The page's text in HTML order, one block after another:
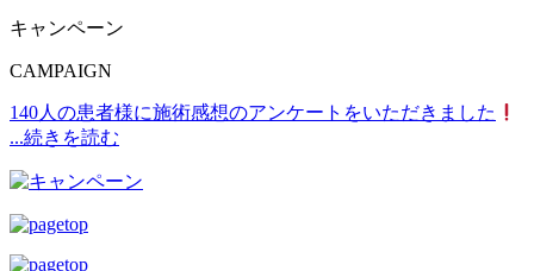
キャンペーン
CAMPAIGN
140人の患者様に施術感想のアンケートをいただきました
...続きを読む